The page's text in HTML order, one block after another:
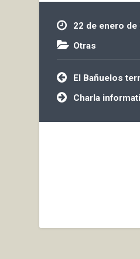
22 de enero de
Otras
Navegación
de
entradas
El Bañuelos
Charla